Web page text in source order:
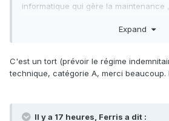
informatique qui gère la maintenance
public, tous services confondus
Expand
C'est un tort (prévoir le régime
technique, catégorie A, merci beaucoup.
Il y a 17 heures, Ferris a dit :